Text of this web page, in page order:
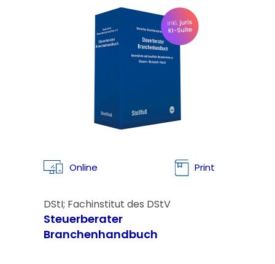
Online Print
DStI; Fachinstitut des DStV
Steuerberater
Branchenhandbuch